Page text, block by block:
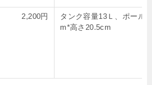
2,200円
タンク容量13Ｌ、ポール
m*高さ20.5cm